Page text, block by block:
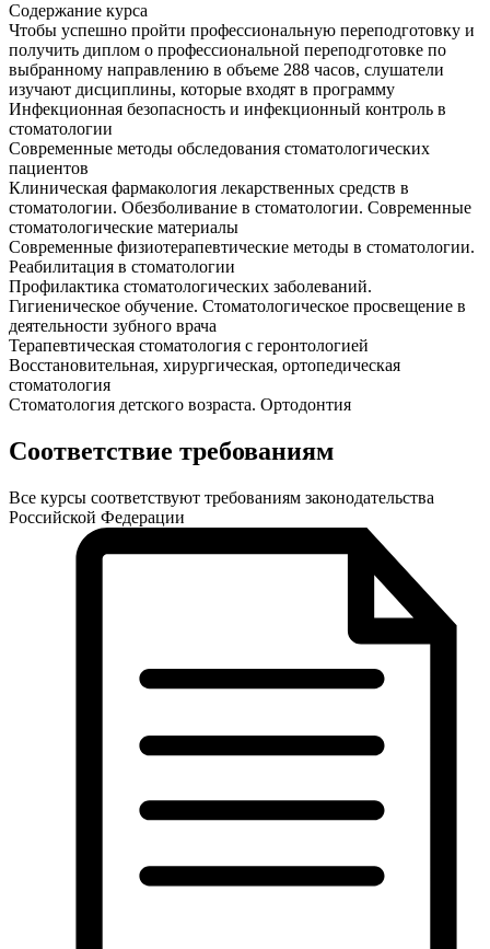
Содержание курса
Чтобы успешно пройти профессиональную переподготовку и
получить диплом о профессиональной переподготовке по
выбранному направлению в объеме 288 часов, слушатели
изучают дисциплины, которые входят в программу
Инфекционная безопасность и инфекционный контроль в
стоматологии
Современные методы обследования стоматологических
пациентов
Клиническая фармакология лекарственных средств в
стоматологии. Обезболивание в стоматологии. Современные
стоматологические материалы
Современные физиотерапевтические методы в стоматологии.
Реабилитация в стоматологии
Профилактика стоматологических заболеваний.
Гигиеническое обучение. Стоматологическое просвещение в
деятельности зубного врача
Терапевтическая стоматология с геронтологией
Восстановительная, хирургическая, ортопедическая
стоматология
Стоматология детского возраста. Ортодонтия
Соответствие требованиям
Все курсы соответствуют требованиям законодательства
Российской Федерации